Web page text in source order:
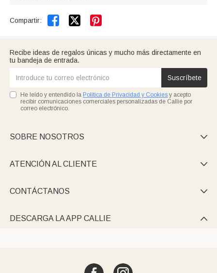
Compartir:  
Recibe ideas de regalos únicas y mucho más directamente en
tu bandeja de entrada.
Suscríbete
He leído y entendido la Política de Privacidad y Cookies y acepto
recibir comunicaciones comerciales personalizadas de Callie por
correo electrónico.
SOBRE NOSOTROS 
ATENCIÓN AL CLIENTE 
CONTÁCTANOS 
DESCARGA LA APP CALLIE 